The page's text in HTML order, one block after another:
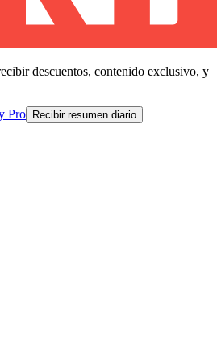
descuentos, contenido exclusivo, y
Pro Recibir resumen diario